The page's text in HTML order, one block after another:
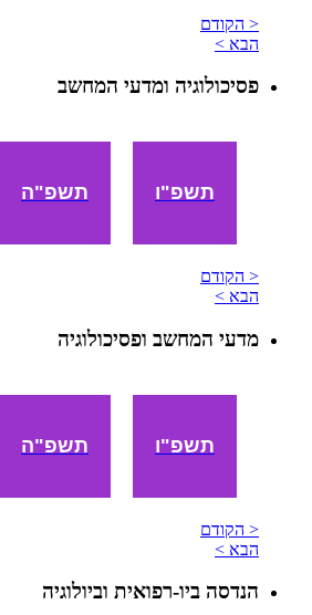
< הקודם
הבא >
פסיכולוגיה ומדעי המחשב
תשפ"ו תשפ"ה
< הקודם
הבא >
מדעי המחשב ופסיכולוגיה
תשפ"ו תשפ"ה
< הקודם
הבא >
הנדסה ביו-רפואית וביולוגיה